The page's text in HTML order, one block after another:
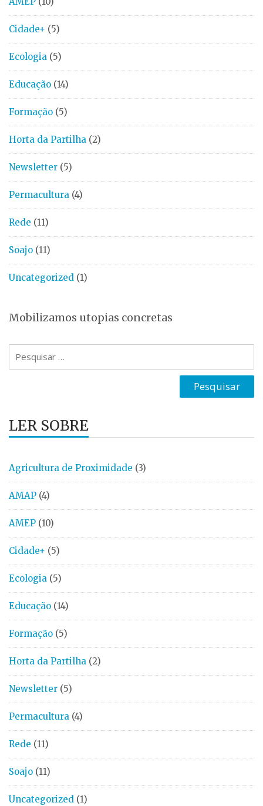
Cidade+ (5)
Ecologia (5)
Educação (14)
Formação (5)
Horta da Partilha (2)
Newsletter (5)
Permacultura (4)
Rede (11)
Soajo (11)
Uncategorized (1)
Mobilizamos utopias concretas
Pesquisar
por:
LER SOBRE
Agricultura de Proximidade (3)
AMAP (4)
AMEP (10)
Cidade+ (5)
Ecologia (5)
Educação (14)
Formação (5)
Horta da Partilha (2)
Newsletter (5)
Permacultura (4)
Rede (11)
Soajo (11)
Uncategorized (1)